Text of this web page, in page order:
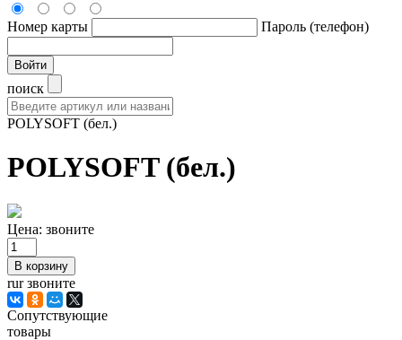
Номер карты Пароль (телефон)
Войти
поиск
POLYSOFT (бел.)
POLYSOFT (бел.)
Цена: звоните
rur звоните
Сопутствующие
товары